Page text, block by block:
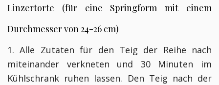
Linzertorte (für eine Springform mit einem
Durchmesser von 24-26 cm)
1. Alle Zutaten für den Teig der Reihe nach
miteinander verkneten und 30 Minuten im
Kühlschrank ruhen lassen. Den Teig nach der